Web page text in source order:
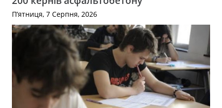
П’ятниця, 7 Серпня, 2026